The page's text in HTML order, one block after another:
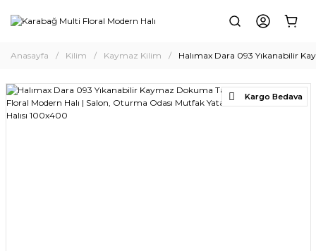
Anasayfa Kilim Kaymaz Kilim Halımax Dara 093 Yıkanabilir
Kargo Bedava